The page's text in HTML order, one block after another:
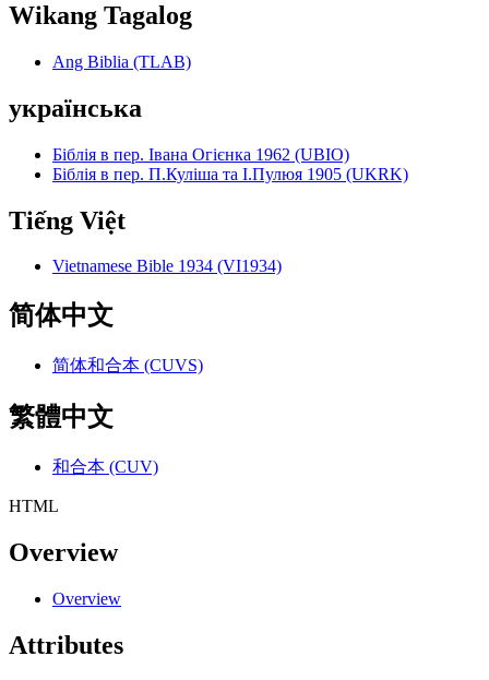
Wikang Tagalog
Ang Biblia (TLAB)
українська
Біблія в пер. Івана Огієнка 1962 (UBIO)
Біблія в пер. П.Куліша та І.Пулюя 1905 (UKRK)
Tiếng Việt
Vietnamese Bible 1934 (VI1934)
简体中文
简体和合本 (CUVS)
繁體中文
和合本 (CUV)
HTML
Overview
Overview
Attributes